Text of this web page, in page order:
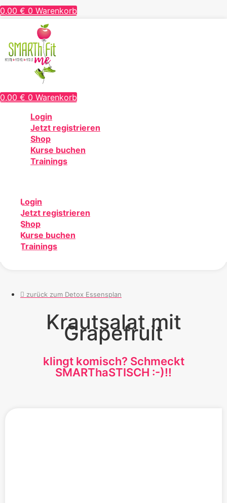
0,00 € 0 Warenkorb
0,00 € 0 Warenkorb
Login
Jetzt registrieren
Shop
Kurse buchen
Trainings
Login
Jetzt registrieren
Shop
Kurse buchen
Trainings
zurück zum Detox Essensplan
Krautsalat mit
Grapefruit
klingt komisch? Schmeckt
SMARThaSTISCH :-)!!